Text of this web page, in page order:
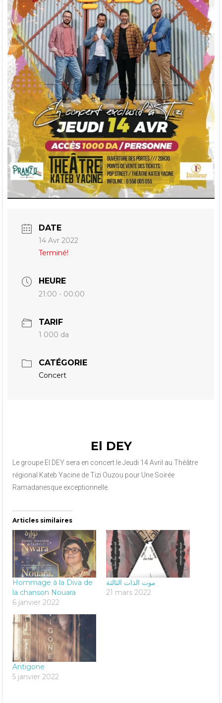
DATE
14 Avr 2022
Terminé!
HEURE
21:00 - 00:00
TARIF
1 000 da
CATÉGORIE
Concert
El DEY
Le groupe El DEY sera en concert le Jeudi 14 Avril au Théâtre
régional Kateb Yacine de Tizi Ouzou pour Une Soirée
Ramadanesque exceptionnelle.
Articles similaires
Hommage à la Diva de
la chanson Nouara
6 janvier 2022
موت الذات الثالثة
21 mars 2022
Antigone
5 janvier 2022